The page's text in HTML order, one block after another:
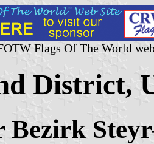
Flags Of The World
District,
Bezirk